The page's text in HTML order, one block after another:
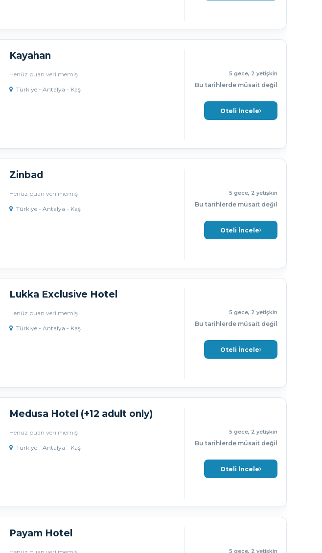
Kayahan
Henüz puan verilmemiş
Türkiye - Antalya - Kaş
5 gece, 2 yetişkin
Bu tarihlerde müsait değil
Oteli İncele
Zinbad
Henüz puan verilmemiş
Türkiye - Antalya - Kaş
5 gece, 2 yetişkin
Bu tarihlerde müsait değil
Oteli İncele
Lukka Exclusive Hotel
Henüz puan verilmemiş
Türkiye - Antalya - Kaş
5 gece, 2 yetişkin
Bu tarihlerde müsait değil
Oteli İncele
Medusa Hotel (+12 adult only)
Henüz puan verilmemiş
Türkiye - Antalya - Kaş
5 gece, 2 yetişkin
Bu tarihlerde müsait değil
Oteli İncele
Payam Hotel
Henüz puan verilmemiş 5 gece, 2 yetişkin